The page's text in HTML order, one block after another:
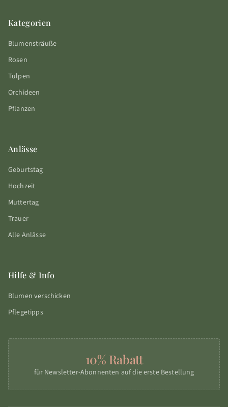
Kategorien
Blumensträuße
Rosen
Tulpen
Orchideen
Pflanzen
Anlässe
Geburtstag
Hochzeit
Muttertag
Trauer
Alle Anlässe
Hilfe & Info
Blumen verschicken
Pflegetipps
10% Rabatt
für Newsletter-Abonnenten auf die erste Bestellung